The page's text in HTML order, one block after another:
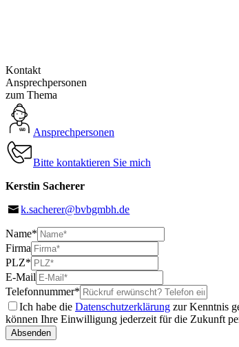
Kontakt
Ansprechpersonen
zum Thema
Ansprechpersonen
Bitte kontaktieren Sie mich
Kerstin Sacherer
k.sacherer@bvbgmbh.de
Name*
Firma
PLZ*
E-Mail
Telefonnummer*
Ich habe die Datenschutzerklärung zur Kenntnis
können Ihre Einwilligung jederzeit für die Zukunft